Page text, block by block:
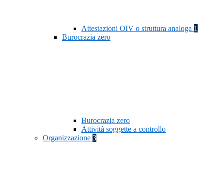
Attestazioni OIV o struttura analoga 1
Burocrazia zero
Burocrazia zero
Attività soggette a controllo
Organizzazione 3